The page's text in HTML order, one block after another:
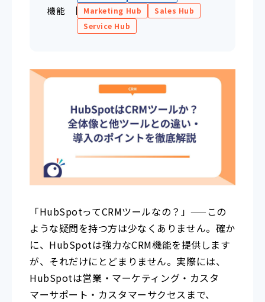
機能 Marketing Hub
Sales Hub
Service Hub
「HubSpotってCRMツールなの？」——この
ような疑問を持つ方は少なくありません。確か
に、HubSpotは強力なCRM機能を提供します
が、それだけにとどまりません。実際には、
HubSpotは営業・マーケティング・カスタ
マーサポート・カスタマーサクセスまで、